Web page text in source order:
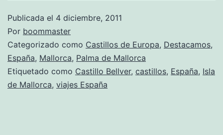
Publicada el 4 diciembre, 2011
Por boommaster
Categorizado como Castillos de Europa, Destacamos,
España, Mallorca, Palma de Mallorca
Etiquetado como Castillo Bellver, castillos, España, Isla
de Mallorca, viajes España